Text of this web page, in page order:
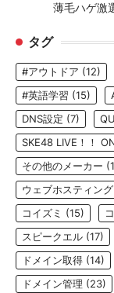
薄毛ハゲ激
タグ
#アウトドア (12)
#英語学習 (15)
DNS設定 (7)
SKE48 LIVE！！
その他のメーカー
ウェブホスティング
コイズミ (15)
スピークエル (17)
ドメイン取得 (14)
ドメイン管理 (23)